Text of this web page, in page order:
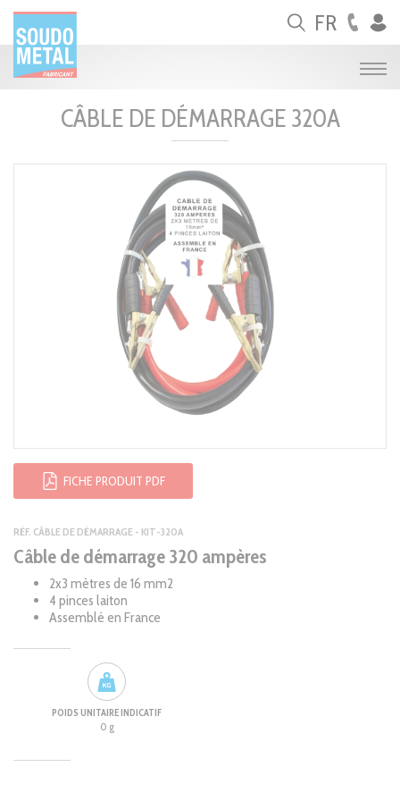
FR
CÂBLE DE DÉMARRAGE 320A
FICHE PRODUIT PDF
RÉF. CÂBLE DE DÉMARRAGE - KIT-320A
Câble de démarrage 320 ampères
2x3 mètres de 16 mm2
4 pinces laiton
Assemblé en France
POIDS UNITAIRE INDICATIF
0 g
Panneau de gestion des cookies